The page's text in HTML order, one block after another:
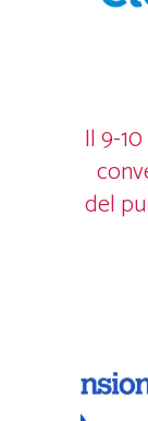
Il 9-
del